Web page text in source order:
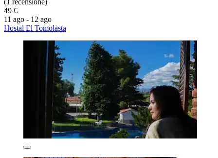
(1 recensione)
49 €
11 ago - 12 ago
Hostal El Tomolasta